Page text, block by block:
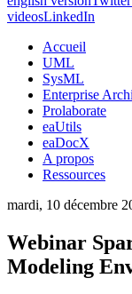
videosLinkedIn
Accueil
UML
SysML
Enterprise
Prolaborate
eaUtils
eaDocX
A propos
Ressources
mardi, 10 décembre
Webinar
Modeling